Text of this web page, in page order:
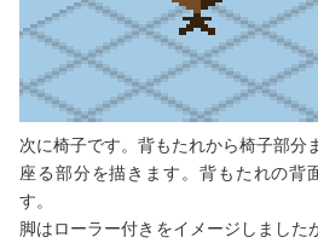
次に椅子です。背もたれから椅子部分
座る部分を描きます。背もたれの背
す。
脚はローラー付きをイメージしました